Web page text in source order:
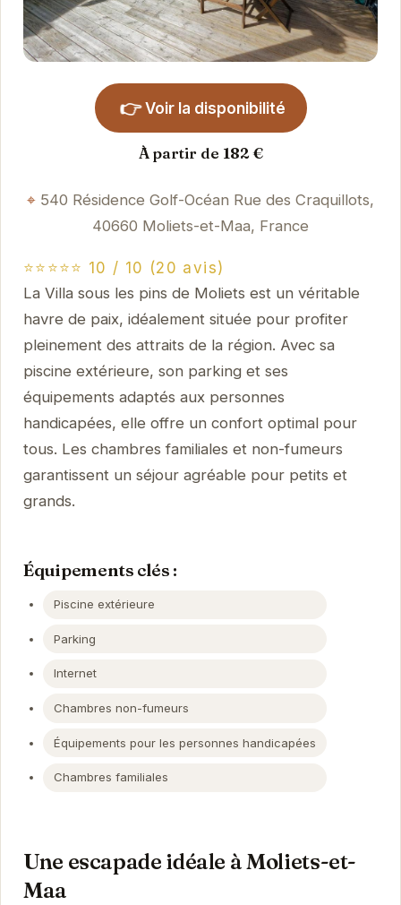
👉 Voir la disponibilité
À partir de 182 €
540 Résidence Golf-Océan Rue des Craquillots,
40660 Moliets-et-Maa, France
⭐⭐⭐⭐⭐ 10 / 10 (20 avis)
La Villa sous les pins de Moliets est un véritable
havre de paix, idéalement située pour profiter
pleinement des attraits de la région. Avec sa
piscine extérieure, son parking et ses
équipements adaptés aux personnes
handicapées, elle offre un confort optimal pour
tous. Les chambres familiales et non-fumeurs
garantissent un séjour agréable pour petits et
grands.
Équipements clés :
Piscine extérieure
Parking
Internet
Chambres non-fumeurs
Équipements pour les personnes handicapées
Chambres familiales
Une escapade idéale à Moliets-et-
Maa